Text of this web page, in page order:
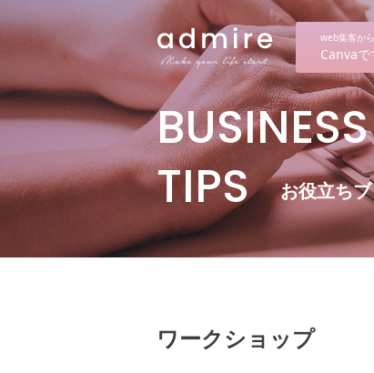
web集客か
Canvaで
BUSINESS
TIPS
お役立ち
ワークショップ